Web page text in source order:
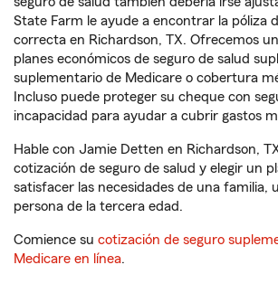
State Farm le ayude a encontrar la póliza
correcta en Richardson, TX. Ofrecemos
planes económicos de seguro de salud
suplementario de Medicare o cobertura
Incluso puede proteger su cheque con
incapacidad para ayudar a cubrir gastos
Hable con Jamie Detten en Richardson,
cotización de seguro de salud y elegir un
satisfacer las necesidades de una familia,
persona de la tercera edad.
Comience su cotización de seguro
Medicare en línea.